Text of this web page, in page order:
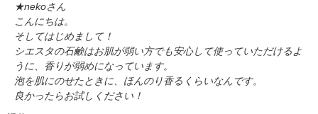
★nekoさん
こんにちは。
そしてはじめまして！
シエスタの石鹸はお肌が弱い方でも安心して使っていただけるよ
うに、香りが弱めになっています。
泡を肌にのせたときに、ほんのり香るくらいなんです。
良かったらお試しください！